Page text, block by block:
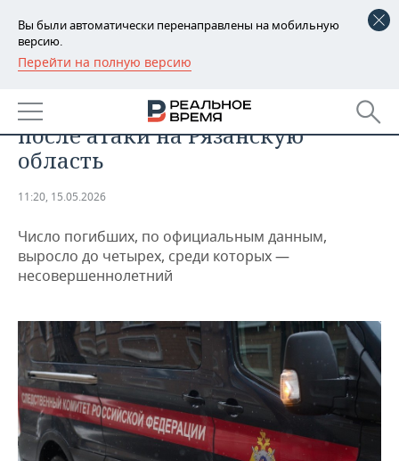
Вы были автоматически перенаправлены на мобильную
версию.
Перейти на полную версию
РЕГИОНЫ
БАШКОРТОСТАН
ТАТАРСТАН
НОВОСТИ
АНАЛИТИКА
ДЕКЛАРАЦИИ О ДОХОДАХ
КОРОЛИ ГОСЗАКАЗА ПФО
КОМУ ПРИНАДЛЕЖАТ
ТОРГОВЫЕ ЦЕНТРЫ
ТАТАРСТАНА
НОВОСТИ ЭКОНОМИКИ
ФИНАНСЫ
БЮДЖЕТ
ИНВЕСТИЦИИ
ПРОМЫШЛЕННОСТЬ
НОВОСТИ
ПРОМЫШЛЕННОСТИ
АГРОПРОМ
МАШИНОСТРОЕНИЕ
НЕФТЕХИМИЯ
НЕФТЬ
НЕДВИЖИМОСТЬ
НОВОСТИ АВТО
БИЗНЕС
НОВОСТИ БИЗНЕСА
РОЗНИЧНАЯ ТОРГОВЛЯ
ТЕХНОЛОГИИ
НОВОСТИ ТЕХНОЛОГИЙ
МЕРОПРИЯТИЯ
СК возбудил дело о теракте
после атаки на Рязанскую
область
11:20, 15.05.2026
Число погибших, по официальным данным,
выросло до четырех, среди которых —
несовершеннолетний